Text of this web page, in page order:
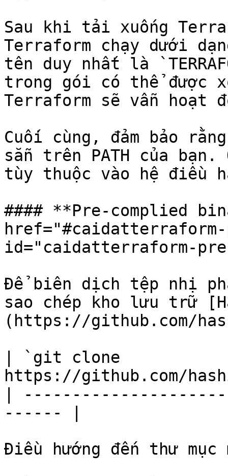
Sau khi tải xuống
Terraform chạy dưới
tên duy nhất là
trong gói có thể được
Terraform sẽ vẫn hoạt
Cuối cùng, đảm bảo
sẵn trên PATH của
tùy thuộc vào hệ điều
#### **Pre-complied
id="caidatterraform-
Để biên dịch tệp nhị
sao chép kho lưu trữ
(https://github.com/
| `git clone
https://github.com/
|
------ |
Điều hướng đến thư mục